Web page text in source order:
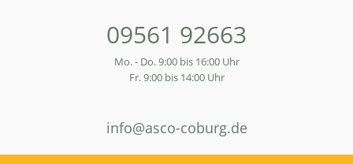
09561 92663
Mo. - Do. 9:00 bis 16:00 Uhr
Fr. 9:00 bis 14:00 Uhr
info@asco-coburg.de